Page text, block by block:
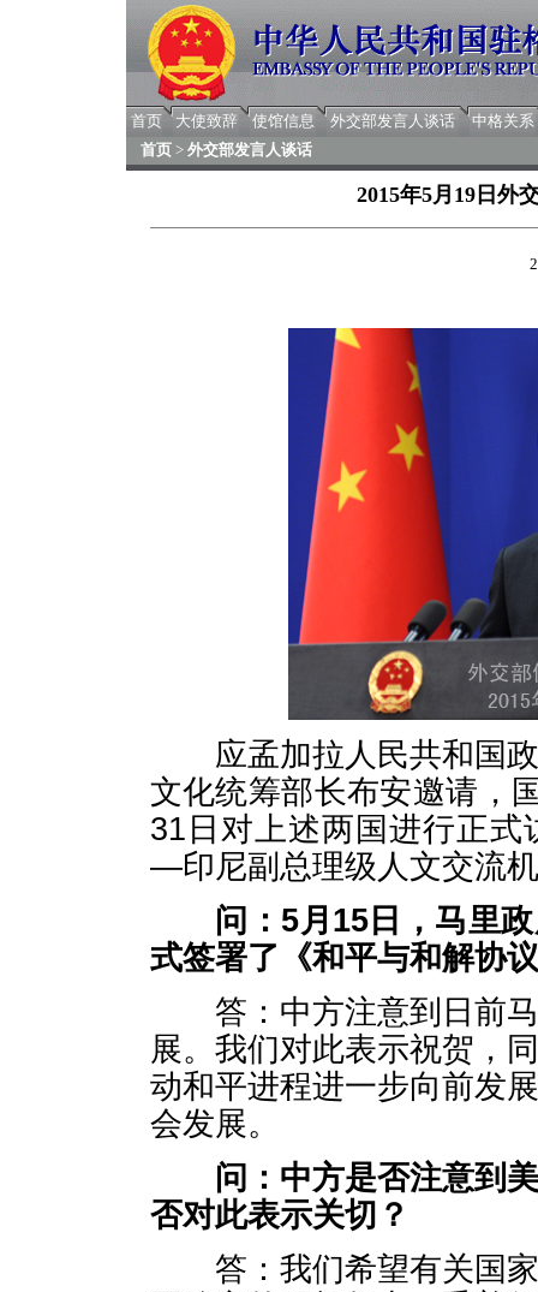
首页 大使致辞 使馆信息 外交部发言人谈话
中格关系
首页 > 外交部发言人谈话
2015年5月19日外
应孟加拉人民共和国政
文化统筹部长布安邀请，
31日对上述两国进行正
—印尼副总理级人文交流
问： 5月15日，马里
式签署了《和平与和解协
答：中方注意到日前马
展。我们对此表示祝贺，
动和平进程进一步向前发
会发展。
问：中方是否注意到
否对此表示关切？
答：我们希望有关国家